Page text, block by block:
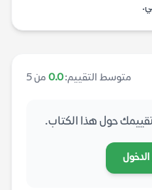
متوسط التقييم:0.0 من 5
حول هذا الكتاب.